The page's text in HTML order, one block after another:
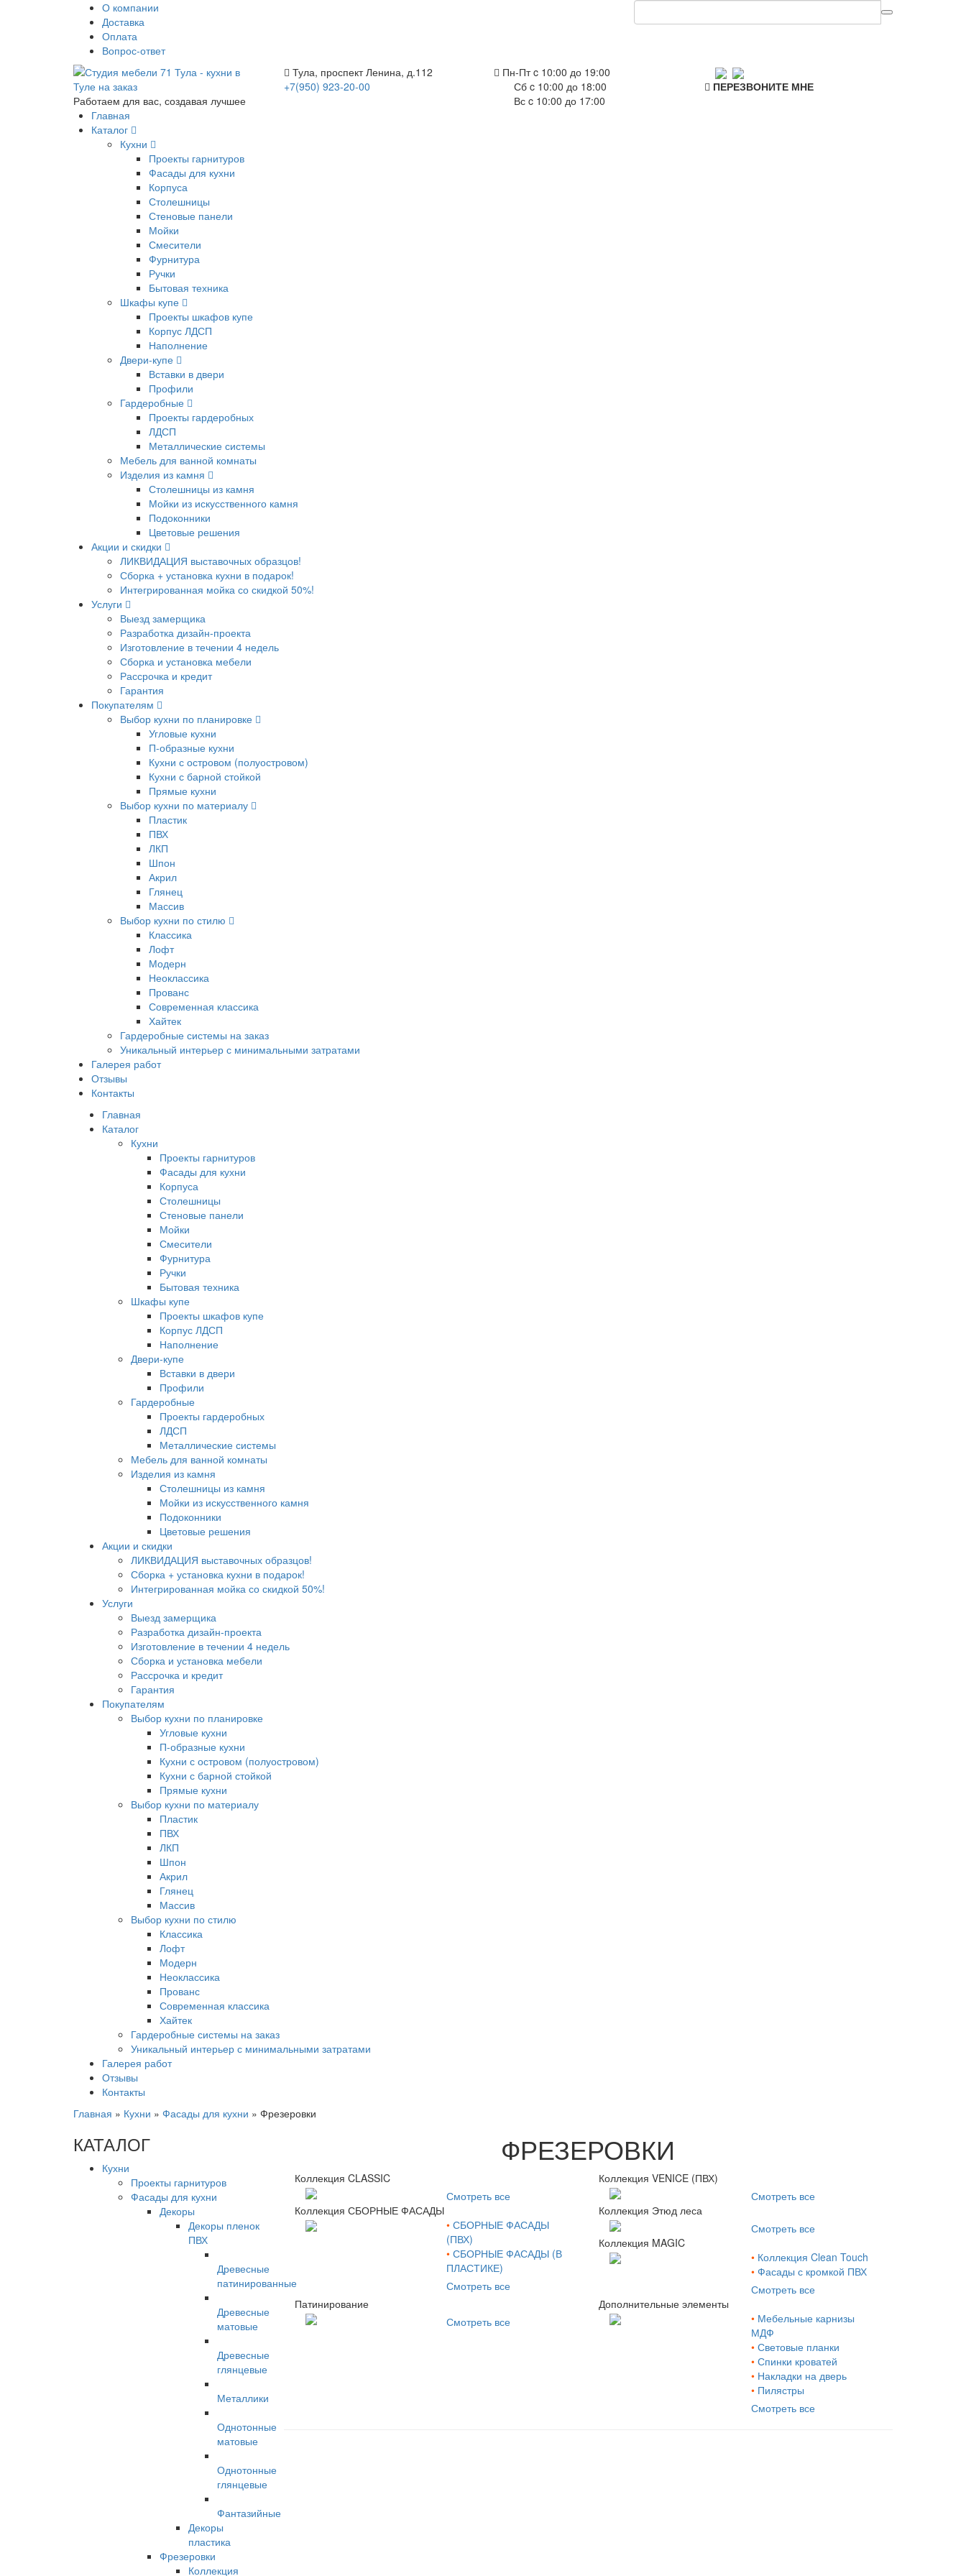
О компании
Доставка
Оплата
Вопрос-ответ
Работаем для вас, создавая лучшее
Тула, проспект Ленина, д.112
+7(950) 923-20-00
Пн-Пт c 10:00 до 19:00
Сб c 10:00 до 18:00
Вс c 10:00 до 17:00
ПЕРЕЗВОНИТЕ МНЕ
Главная
Каталог
Кухни
Проекты гарнитуров
Фасады для кухни
Корпуса
Столешницы
Стеновые панели
Мойки
Смесители
Фурнитура
Ручки
Бытовая техника
Шкафы купе
Проекты шкафов купе
Корпус ЛДСП
Наполнение
Двери-купе
Вставки в двери
Профили
Гардеробные
Проекты гардеробных
ЛДСП
Металлические системы
Мебель для ванной комнаты
Изделия из камня
Столешницы из камня
Мойки из искусственного камня
Подоконники
Цветовые решения
Акции и скидки
ЛИКВИДАЦИЯ выставочных образцов!
Сборка + установка кухни в подарок!
Интегрированная мойка со скидкой 50%!
Услуги
Выезд замерщика
Разработка дизайн-проекта
Изготовление в течении 4 недель
Сборка и установка мебели
Рассрочка и кредит
Гарантия
Покупателям
Выбор кухни по планировке
Угловые кухни
П-образные кухни
Кухни с островом (полуостровом)
Кухни с барной стойкой
Прямые кухни
Выбор кухни по материалу
Пластик
ПВХ
ЛКП
Шпон
Акрил
Глянец
Массив
Выбор кухни по стилю
Классика
Лофт
Модерн
Неоклассика
Прованс
Современная классика
Хайтек
Гардеробные системы на заказ
Уникальный интерьер с минимальными затратами
Галерея работ
Отзывы
Контакты
Главная
Каталог
Кухни
Проекты гарнитуров
Фасады для кухни
Корпуса
Столешницы
Стеновые панели
Мойки
Смесители
Фурнитура
Ручки
Бытовая техника
Шкафы купе
Проекты шкафов купе
Корпус ЛДСП
Наполнение
Двери-купе
Вставки в двери
Профили
Гардеробные
Проекты гардеробных
ЛДСП
Металлические системы
Мебель для ванной комнаты
Изделия из камня
Столешницы из камня
Мойки из искусственного камня
Подоконники
Цветовые решения
Акции и скидки
ЛИКВИДАЦИЯ выставочных образцов!
Сборка + установка кухни в подарок!
Интегрированная мойка со скидкой 50%!
Услуги
Выезд замерщика
Разработка дизайн-проекта
Изготовление в течении 4 недель
Сборка и установка мебели
Рассрочка и кредит
Гарантия
Покупателям
Выбор кухни по планировке
Угловые кухни
П-образные кухни
Кухни с островом (полуостровом)
Кухни с барной стойкой
Прямые кухни
Выбор кухни по материалу
Пластик
ПВХ
ЛКП
Шпон
Акрил
Глянец
Массив
Выбор кухни по стилю
Классика
Лофт
Модерн
Неоклассика
Прованс
Современная классика
Хайтек
Гардеробные системы на заказ
Уникальный интерьер с минимальными затратами
Галерея работ
Отзывы
Контакты
Главная » Кухни » Фасады для кухни » Фрезеровки
КАТАЛОГ
Кухни
Проекты гарнитуров
Фасады для кухни
Декоры
Декоры пленок
ПВХ
Древесные
патинированные
Древесные
матовые
Древесные
глянцевые
Металлики
Однотонные
матовые
Однотонные
глянцевые
Фантазийные
Декоры
пластика
Фрезеровки
Коллекция
ФРЕЗЕРОВКИ
Коллекция CLASSIC
Смотреть все
Коллекция VENICE (ПВХ)
Смотреть все
Коллекция СБОРНЫЕ ФАСАДЫ
• СБОРНЫЕ ФАСАДЫ
(ПВХ)
• СБОРНЫЕ ФАСАДЫ (В
ПЛАСТИКЕ)
Смотреть все
Коллекция Этюд леса
Смотреть все
Коллекция MAGIC
• Коллекция Clean Touch
• Фасады с кромкой ПВХ
Смотреть все
Патинирование
Смотреть все
Дополнительные элементы
• Мебельные карнизы
МДФ
• Световые планки
• Спинки кроватей
• Накладки на дверь
• Пилястры
Смотреть все